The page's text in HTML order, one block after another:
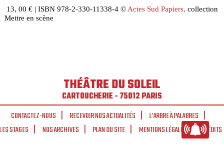
13, 00 € | ISBN 978-2-330-11338-4 © Actes Sud Papiers, collection
Mettre en scène
THÉÂTRE DU SOLEIL
CARTOUCHERIE - 75012 PARIS
CONTACTEZ-NOUS
RECEVOIR NOS ACTUALITÉS
L'ARBRE À PALABRES
LES STAGES
NOS ARCHIVES PLAN DU SITE MENTIONS LÉGALES CRÉDITS